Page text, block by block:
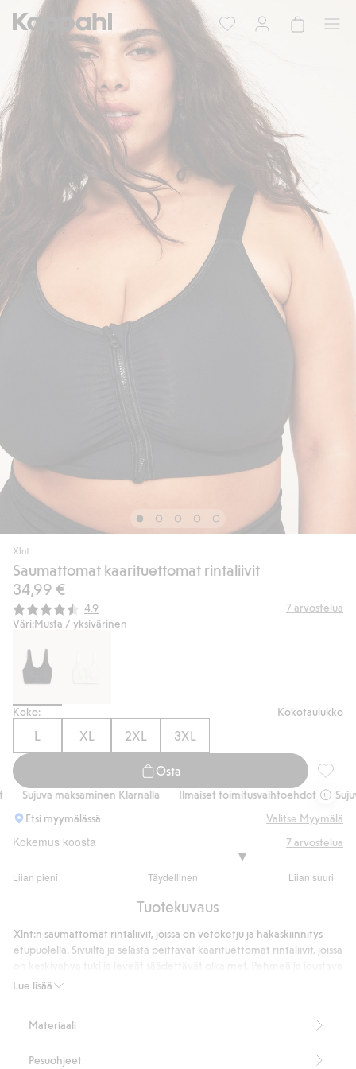
Xlnt
Saumattomat kaarituettomat rintaliivit
34,99 €
Keskimääräinen luokitus:
4.9 7arvostelua
Väri:Musta / yksivärinen
Koko: Kokotaulukko
L XL 2XL 3XL
Osta
Sujuva maksaminen Klarnalla Ilmaiset toimitusvaihtoehdot
Sujuva
Etsi myymälässä
Valitse Myymälä
Kokemus koosta
Liian pieni Täydellinen Liian suuri
/
ääneen
7arvostelua
Tuotekuvaus
Lue lisää
Xlnt:n saumattomat rintaliivit, joissa on vetoketju ja hakaskiinnitys
etupuolella. Sivuilta ja selästä peittävät kaarituettomat rintaliivit, joissa
materiaali tarjoaa erinomaisen tuen. Sopivat hyvin myös
Medium support
Saumaton
Materiaali
Pesuohjeet